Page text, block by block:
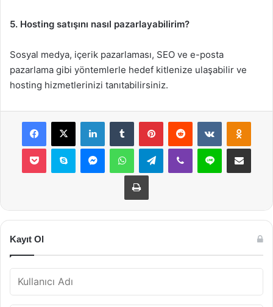
5. Hosting satışını nasıl pazarlayabilirim?
Sosyal medya, içerik pazarlaması, SEO ve e-posta
pazarlama gibi yöntemlerle hedef kitlenize ulaşabilir ve
hosting hizmetlerinizi tanıtabilirsiniz.
Facebook
X LinkedInTumblr PinterestReddit VKontakte
Pocket Skype MessengerWhatsAppTelegramViber Line E-Posta ile
Yazdır
Kayıt Ol